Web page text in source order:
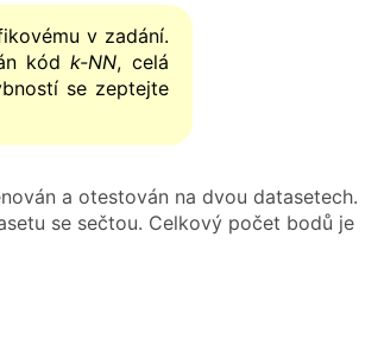
v zadání.
kódk-NN, celá
se zeptejte
a otestován na dvou datasetech.
se sečtou. Celkový počet bodů je